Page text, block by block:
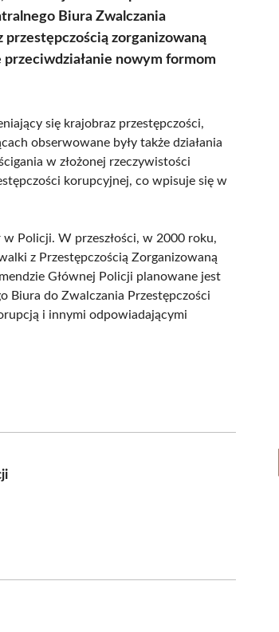
Biura Zwalczania
zorganizowaną
nowym formom
się krajobraz przestępczości,
obserwowane były także działania
w złożonej rzeczywistości
korupcyjnej, co wpisuje się w
Policji. W przeszłości, w 2000 roku,
z Przestępczością Zorganizowaną
Głównej Policji planowane jest
Biura do Zwalczania Przestępczości
i innymi odpowiadającymi